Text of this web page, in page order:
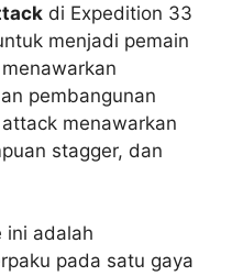
di Expedition 33
menjadi pemain
pembangunan
menawarkan
stagger, dan
ini adalah
pada satu gaya